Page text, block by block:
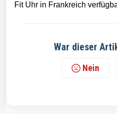
Fit Uhr in Frankreich
War dieser
Nein